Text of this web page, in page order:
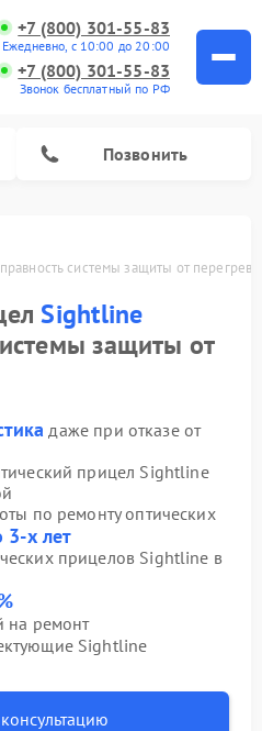
+7 (800) 301-55-83
Ежедневно, с 10:00 до 20:00
+7 (800) 301-55-83
Звонок бесплатный по РФ
Позвонить
системы защиты от перегрева
Sightline
защиты от
даже при отказе от
прицел Sightline
по ремонту оптических
3-х лет
прицелов Sightline в
на ремонт
Sightline